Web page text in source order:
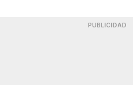
PUBLICIDAD